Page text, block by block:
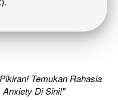
Di Sini!"